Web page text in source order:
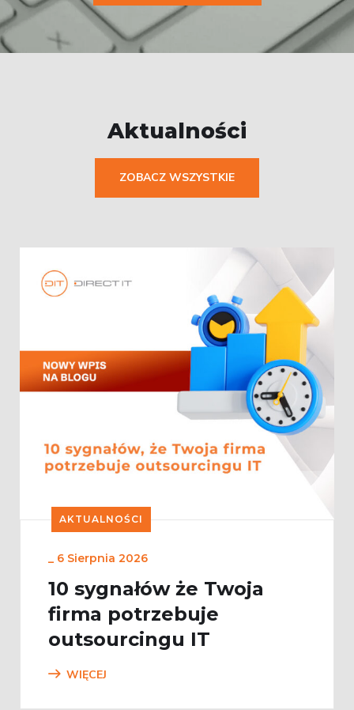
Aktualności
ZOBACZ WSZYSTKIE
AKTUALNOŚCI
_ 6 Sierpnia 2026
10 sygnałów że Twoja
firma potrzebuje
outsourcingu IT
WIĘCEJ